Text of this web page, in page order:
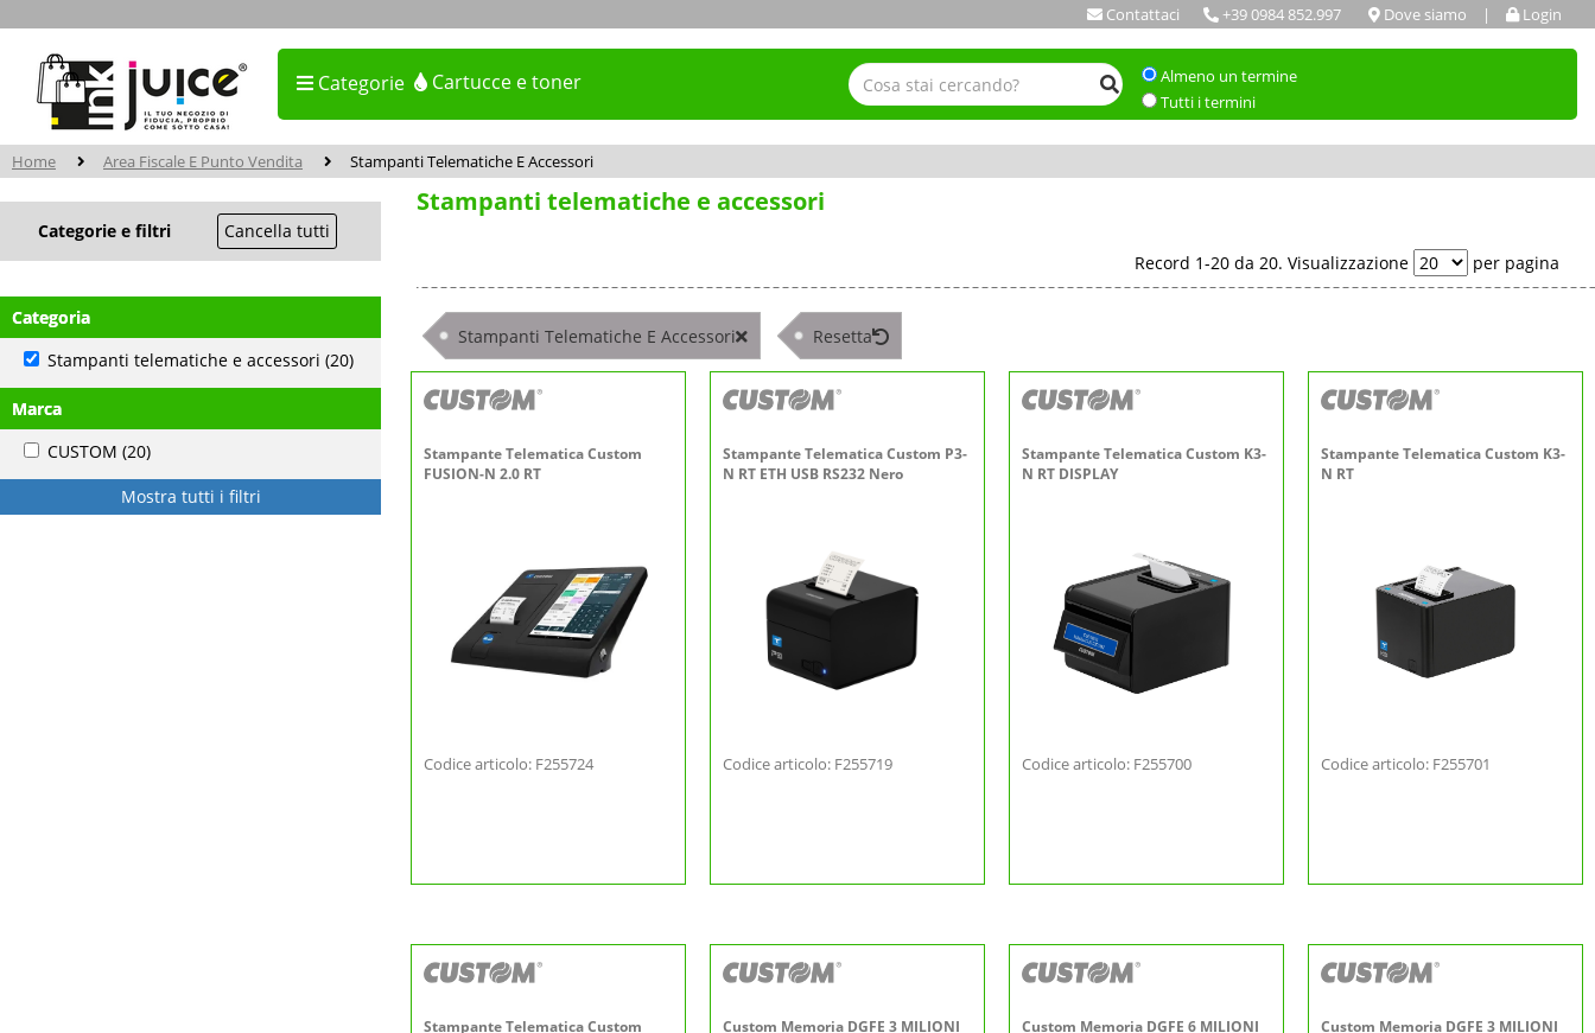
Contattaci +39 0984 852.997 Dove siamo | Login
Categorie Cartucce e toner
Almeno un termine
Tutti i termini
Home Area Fiscale E Punto Vendita Stampanti Telematiche E Accessori
Categorie e filtri Cancella tutti
Categoria
Stampanti telematiche e accessori (20)
Marca
CUSTOM (20)
Mostra tutti i filtri
Stampanti telematiche e accessori
Record 1-20 da 20. Visualizzazione per pagina
Stampanti Telematiche E Accessori Resetta
Stampante Telematica Custom
FUSION-N 2.0 RT
Codice articolo: F255724
Stampante Telematica Custom P3-
N RT ETH USB RS232 Nero
Codice articolo: F255719
Stampante Telematica Custom K3-
N RT DISPLAY
Codice articolo: F255700
Stampante Telematica Custom K3-
N RT
Codice articolo: F255701
Stampante Telematica Custom
Custom Memoria DGFE 3 MILIONI
Custom Memoria DGFE 6 MILIONI
Custom Memoria DGFE 3 MILIONI